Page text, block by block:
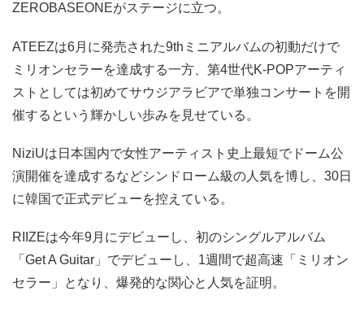
ZEROBASEONEがステージに立つ。
ATEEZは6月に発売された9thミニアルバムの初動だけで
ミリオンセラーを達成する一方、第4世代K-POPアーティ
ストとしては初めてサウジアラビアで単独コンサートを開
催するという輝かしい歩みを見せている。
NiziUは日本国内で女性アーティスト史上最短でドーム公
演開催を達成するなどシンドローム級の人気を博し、30日
に韓国で正式デビューを控えている。
RIIZEは今年9月にデビューし、初のシングルアルバム
「Get A Guitar」でデビューし、1週間で超高速「ミリオン
セラー」となり、爆発的な関心と人気を証明。